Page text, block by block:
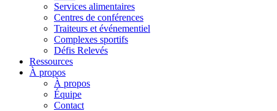
Services alimentaires
Centres de conférences
Traiteurs et événementiel
Complexes sportifs
Défis Relevés
Ressources
À propos
À propos
Équipe
Contact